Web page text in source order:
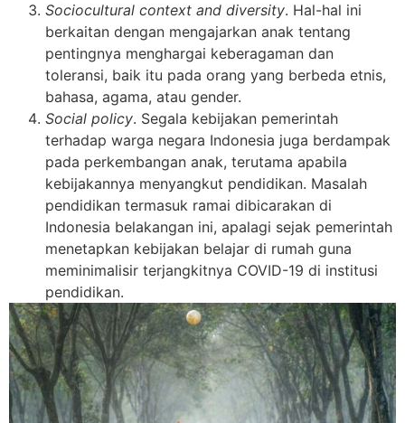
Sociocultural context and diversity. Hal-hal ini
berkaitan dengan mengajarkan anak tentang
pentingnya menghargai keberagaman dan
toleransi, baik itu pada orang yang berbeda etnis,
bahasa, agama, atau gender.
Social policy. Segala kebijakan pemerintah
terhadap warga negara Indonesia juga berdampak
pada perkembangan anak, terutama apabila
kebijakannya menyangkut pendidikan. Masalah
pendidikan termasuk ramai dibicarakan di
Indonesia belakangan ini, apalagi sejak pemerintah
menetapkan kebijakan belajar di rumah guna
meminimalisir terjangkitnya COVID-19 di institusi
pendidikan.